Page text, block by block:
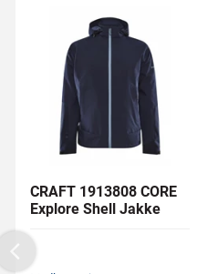
CRAFT 1913808 CORE
Explore Shell Jakke